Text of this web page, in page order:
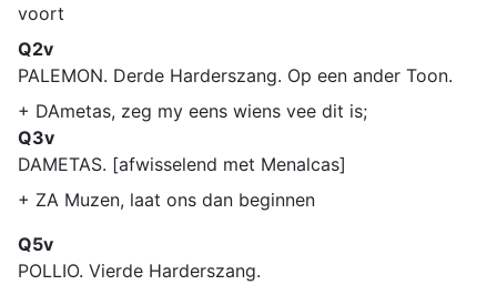
voort
Q2v
PALEMON. Derde Harderszang. Op een ander Toon.
+ DAmetas, zeg my eens wiens vee dit is;
Q3v
DAMETAS. [afwisselend met Menalcas]
+ ZA Muzen, laat ons dan beginnen
Q5v
POLLIO. Vierde Harderszang.